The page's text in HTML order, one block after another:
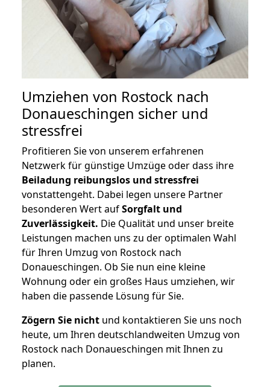
Umziehen von Rostock nach
Donaueschingen sicher und
stressfrei
Profitieren Sie von unserem erfahrenen
Netzwerk für günstige Umzüge oder dass ihre
Beiladung reibungslos und stressfrei
vonstattengeht. Dabei legen unsere Partner
besonderen Wert aufSorgfalt und
Zuverlässigkeit. Die Qualität und unser breite
Leistungen machen uns zu der optimalen Wahl
für Ihren Umzug von Rostock nach
Donaueschingen. Ob Sie nun eine kleine
Wohnung oder ein großes Haus umziehen, wir
haben die passende Lösung für Sie.
Zögern Sie nicht und kontaktieren Sie uns noch
heute, um Ihren deutschlandweiten Umzug von
Rostock nach Donaueschingen mit Ihnen zu
planen.